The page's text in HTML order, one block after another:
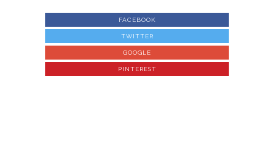
FACEBOOK
TWITTER
GOOGLE
PINTEREST